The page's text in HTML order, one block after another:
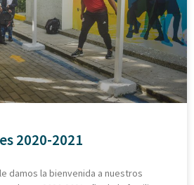
2020-2021
damos la bienvenida a nuestros